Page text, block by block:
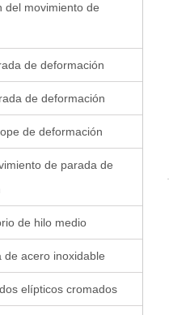
del movimiento de
de deformación
de deformación
de deformación
de parada de
de hilo medio
de acero inoxidable
elípticos cromados